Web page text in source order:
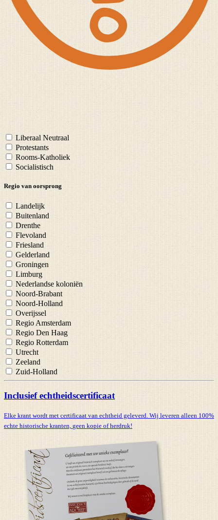
Liberaal Neutraal
Protestants
Rooms-Katholiek
Socialistisch
Regio van oorsprong
Landelijk
Buitenland
Drenthe
Flevoland
Friesland
Gelderland
Groningen
Limburg
Nederlandse koloniën
Noord-Brabant
Noord-Holland
Overijssel
Regio Amsterdam
Regio Den Haag
Regio Rotterdam
Utrecht
Zeeland
Zuid-Holland
Inclusief echtheidscertificaat
Elke krant wordt met certificaat van echtheid geleverd. Wij leveren alleen 100%
echte historische kranten, geen kopie of herdruk!